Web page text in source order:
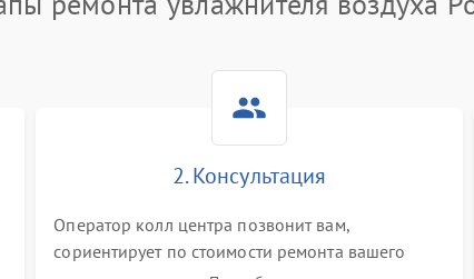
Повреждение системы защиты от
Неисправность системы защиты от
Повреждение системы защиты от
2. Консультация
Оператор колл центра позвонит вам,
сориентирует по стоимости ремонта вашего